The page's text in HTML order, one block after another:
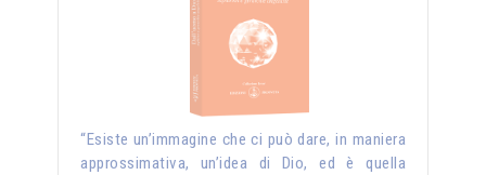
“Esiste un’immagine che ci può dare, in maniera
approssimativa, un’idea di Dio, ed è quella